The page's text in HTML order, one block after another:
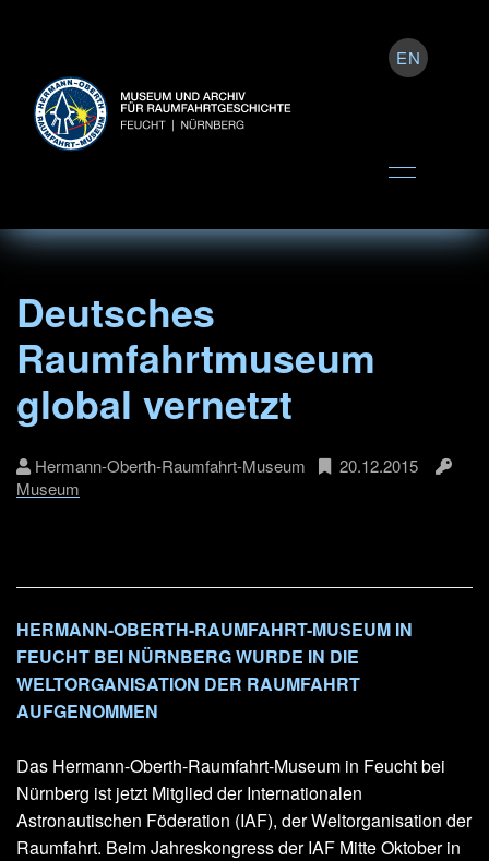
EN
Deutsches
Raumfahrtmuseum
global vernetzt
Hermann-Oberth-Raumfahrt-Museum
20.12.2015
Museum
HERMANN-OBERTH-RAUMFAHRT-MUSEUM IN
FEUCHT BEI NÜRNBERG WURDE IN DIE
WELTORGANISATION DER RAUMFAHRT
AUFGENOMMEN
Das Hermann-Oberth-Raumfahrt-Museum in Feucht bei
Nürnberg ist jetzt Mitglied der Internationalen
Astronautischen Föderation (IAF), der Weltorganisation der
Raumfahrt. Beim Jahreskongress der IAF Mitte Oktober in